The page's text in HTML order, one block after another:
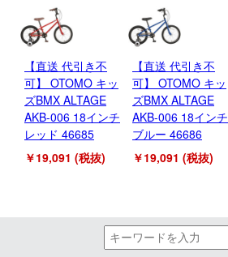
【直送 代引き不
可】 OTOMO キッ
ズBMX ALTAGE
AKB-006 18インチ
レッド 46685
￥19,091 (税抜)
【直送 代引き不
可】 OTOMO キッ
ズBMX ALTAGE
AKB-006 18インチ
ブルー 46686
￥19,091 (税抜)